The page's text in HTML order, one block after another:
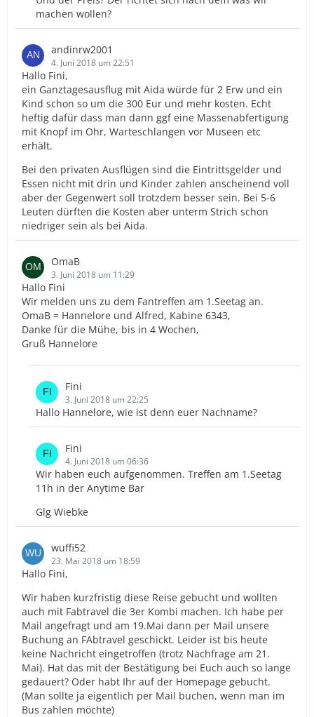
machen wollen?
andinrw2001
4. Juni 2018 um 22:51
Hallo Fini,
ein Ganztagesausflug mit Aida würde für 2 Erw und ein
Kind schon so um die 300 Eur und mehr kosten. Echt
heftig dafür dass man dann ggf eine Massenabfertigung
mit Knopf im Ohr, Warteschlangen vor Museen etc
erhält.
Bei den privaten Ausflügen sind die Eintrittsgelder und
Essen nicht mit drin und Kinder zahlen anscheinend voll
aber der Gegenwert soll trotzdem besser sein. Bei 5-6
Leuten dürften die Kosten aber unterm Strich schon
niedriger sein als bei Aida.
OmaB
3. Juni 2018 um 11:29
Hallo Fini
Wir melden uns zu dem Fantreffen am 1.Seetag an.
OmaB = Hannelore und Alfred, Kabine 6343,
Danke für die Mühe, bis in 4 Wochen,
Gruß Hannelore
Fini
3. Juni 2018 um 22:25
Hallo Hannelore, wie ist denn euer Nachname?
Fini
4. Juni 2018 um 06:36
Wir haben euch aufgenommen. Treffen am 1.Seetag
11h in der Anytime Bar
Glg Wiebke
wuffi52
23. Mai 2018 um 18:59
Hallo Fini,
Wir haben kurzfristig diese Reise gebucht und wollten
auch mit Fabtravel die 3er Kombi machen. Ich habe per
Mail angefragt und am 19.Mai dann per Mail unsere
Buchung an FAbtravel geschickt. Leider ist bis heute
keine Nachricht eingetroffen (trotz Nachfrage am 21.
Mai). Hat das mit der Bestätigung bei Euch auch so lange
gedauert? Oder habt Ihr auf der Homepage gebucht.
(Man sollte ja eigentlich per Mail buchen, wenn man im
Bus zahlen möchte)